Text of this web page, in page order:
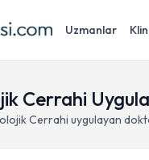
Uzmanlar
Cerrahi
Cerrahi uygulayan